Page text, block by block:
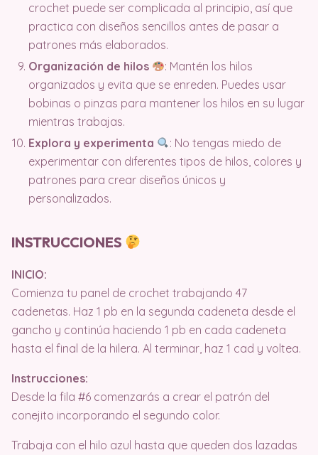
crochet puede ser complicada al principio, así que
practica con diseños sencillos antes de pasar a
patrones más elaborados.
Organización de hilos
: Mantén los hilos
organizados y evita que se enreden. Puedes usar
bobinas o pinzas para mantener los hilos en su lugar
mientras trabajas.
Explora y experimenta
: No tengas miedo de
experimentar con diferentes tipos de hilos, colores y
patrones para crear diseños únicos y
personalizados.
INSTRUCCIONES
INICIO:
Comienza tu panel de crochet trabajando 47
cadenetas. Haz 1 pb en la segunda cadeneta desde el
gancho y continúa haciendo 1 pb en cada cadeneta
hasta el final de la hilera. Al terminar, haz 1 cad y voltea.
Instrucciones:
Desde la fila #6 comenzarás a crear el patrón del
conejito incorporando el segundo color.
Trabaja con el hilo azul hasta que queden dos lazadas